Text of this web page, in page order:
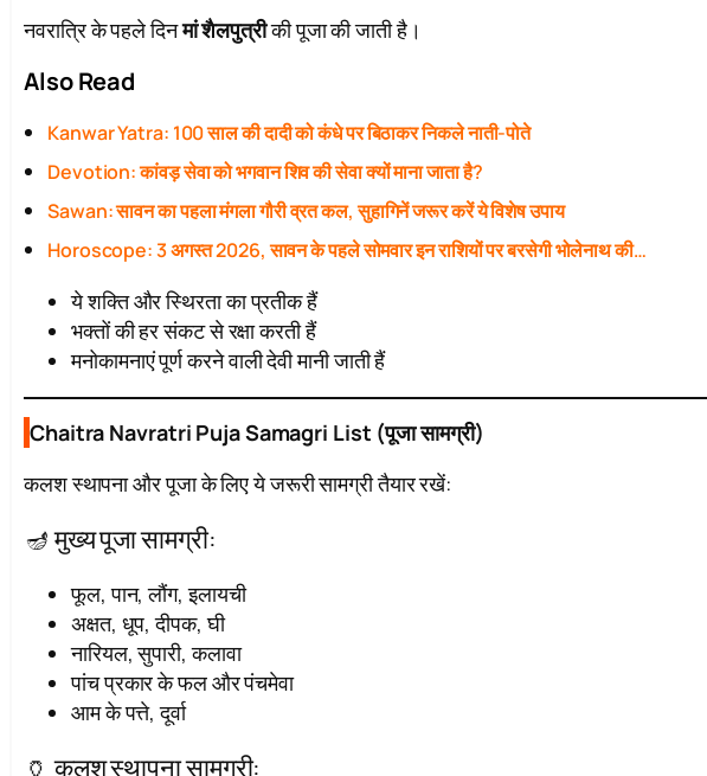
नवरात्रि के पहले दिनमां शैलपुत्रीकी पूजा की जाती है।
Also Read
Kanwar Yatra: 100 साल की दादी को कंधे पर बिठाकर निकले नाती-पोते
Devotion: कांवड़ सेवा को भगवान शिव की सेवा क्यों माना जाता है?
Sawan: सावन का पहला मंगला गौरी व्रत कल, सुहागिनें जरूर करें ये विशेष उपाय
Horoscope: 3 अगस्त 2026, सावन के पहले सोमवार इन राशियों पर बरसेगी भोलेनाथ की…
ये शक्ति और स्थिरता का प्रतीक हैं
भक्तों की हर संकट से रक्षा करती हैं
मनोकामनाएं पूर्ण करने वाली देवी मानी जाती हैं
Chaitra Navratri Puja Samagri List (पूजा सामग्री)
कलश स्थापना और पूजा के लिए ये जरूरी सामग्री तैयार रखें:
🪔 मुख्य पूजा सामग्री:
फूल, पान, लौंग, इलायची
अक्षत, धूप, दीपक, घी
नारियल, सुपारी, कलावा
पांच प्रकार के फल और पंचमेवा
आम के पत्ते, दूर्वा
🏺 कलश स्थापना सामग्री: